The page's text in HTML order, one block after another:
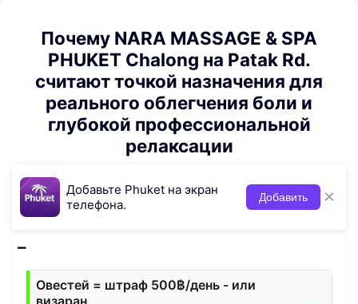
Почему NARA MASSAGE & SPA
PHUKET Chalong на Patak Rd.
считают точкой назначения для
реального облегчения боли и
глубокой профессиональной
релаксации
Добавьте Phuket на экран
телефона.
Добавить ×
Овестей = штраф 500฿/день - или
визаран